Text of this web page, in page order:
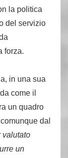
la politica
del servizio
forza.
in una sua
come il
un quadro
dal
valutato
un